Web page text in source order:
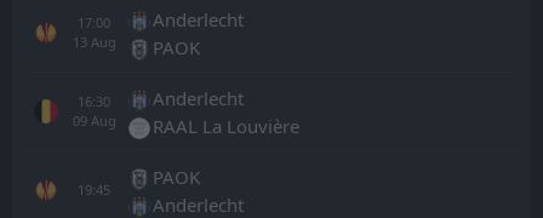
17:00
13 Aug
Anderlecht
PAOK
16:30
09 Aug
Anderlecht
RAAL La Louvière
19:45
PAOK
Anderlecht